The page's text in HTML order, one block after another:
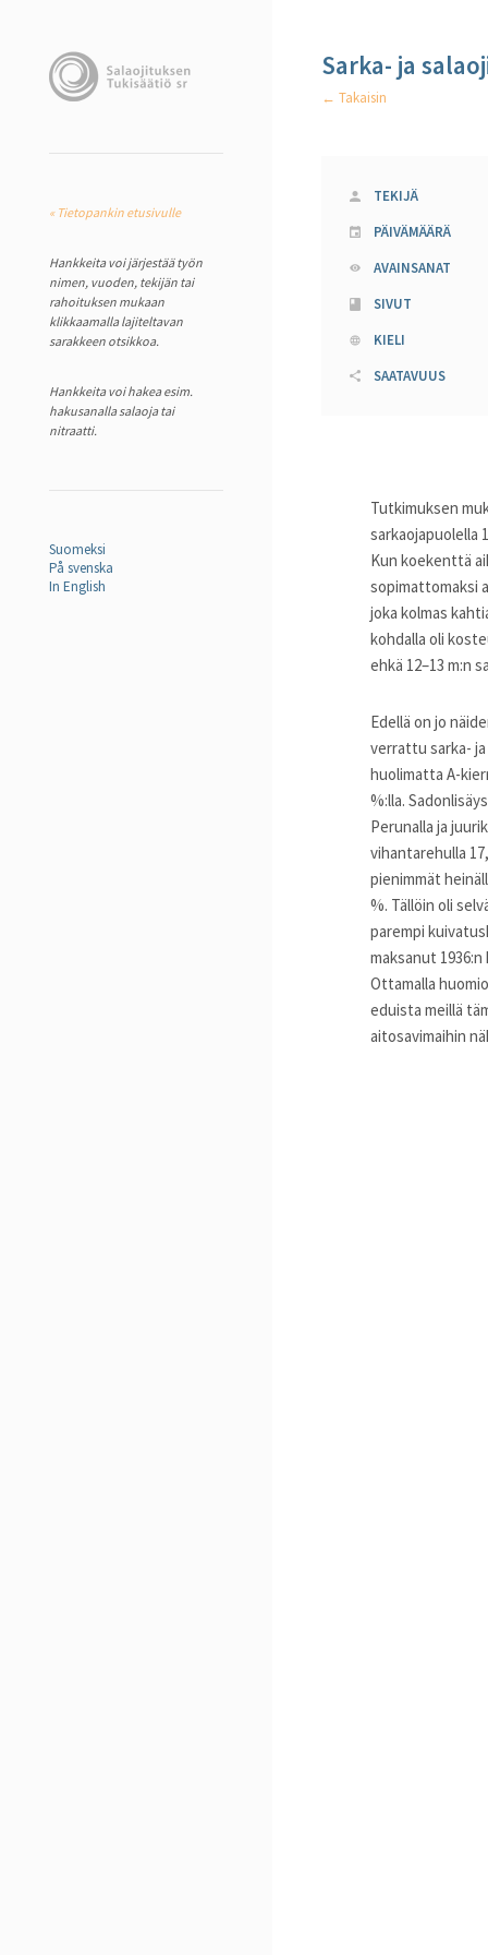
« Tietopankin etusivulle
Hankkeita voi järjestää työn
nimen, vuoden, tekijän tai
rahoituksen mukaan
klikkaamalla lajiteltavan
sarakkeen otsikkoa.
Hankkeita voi hakea esim.
hakusanalla salaoja tai
nitraatti.
Suomeksi
På svenska
In English
Sarka- ja
← Takaisin
TEKIJÄ
PÄIVÄMÄÄRÄ
AVAINSANAT
SIVUT
KIELI
SAATAVUUS
Tutkimuksen
sarkaojapuolella
Kun koekenttä
sopimattomaksi
joka kolmas
kohdalla oli
ehkä 12–13 m:n
Edellä on jo
verrattu sarka-
huolimatta A-
%:lla.
Perunalla ja
vihantarehulla
pienimmät
%. Tällöin oli
parempi
maksanut
Ottamalla
eduista meillä
aitosavimaihin